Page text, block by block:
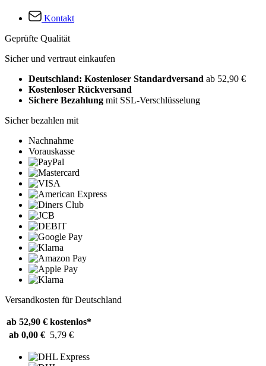
Kontakt
Geprüfte Qualität
Sicher und vertraut einkaufen
Deutschland: Kostenloser Standardversand ab 52,90 €
Kostenloser Rückversand
Sichere Bezahlung mit SSL-Verschlüsselung
Sicher bezahlen mit
Nachnahme
Vorauskasse
Versandkosten für Deutschland
ab 52,90 € kostenlos*
ab 0,00 € 5,79 €